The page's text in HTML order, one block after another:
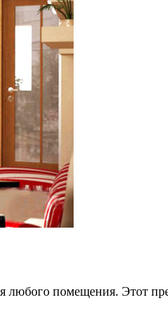
помещения. Этот